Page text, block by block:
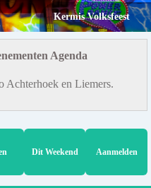
Kermis Volksfeest
Agenda
Achterhoek en Liemers.
Dit Weekend Aanmelden